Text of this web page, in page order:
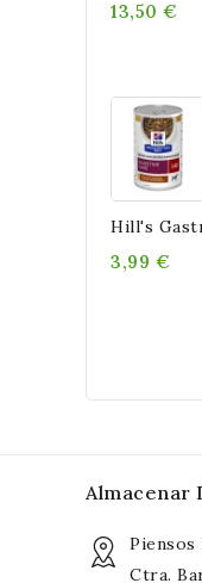
13,50 €
Hill's
3,99 €
Almacenar
Piensos
Ctra.